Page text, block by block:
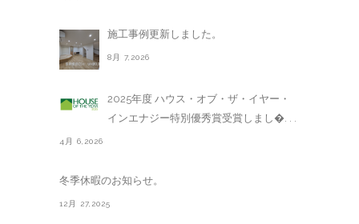
施工事例更新しました。
8月 7,2026
2025年度 ハウス・オブ・ザ・イヤー・
インエナジー特別優秀賞受賞しまし�. . .
4月 6,2026
冬季休暇のお知らせ。
12月 27,2025